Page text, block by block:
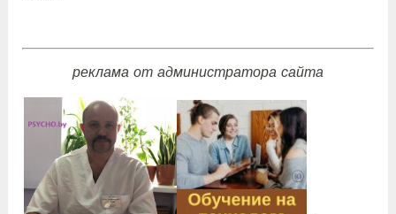
реклама от администратора сайта